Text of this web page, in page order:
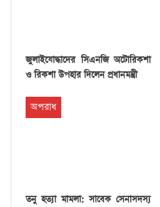
জুলাইযোদ্ধাদের সিএনজি অটোরিকশা
ও রিকশা উপহার দিলেন প্রধানমন্ত্রী
অপরাধ
তনু হত্যা মামলা: সাবেক সেনাসদস্য